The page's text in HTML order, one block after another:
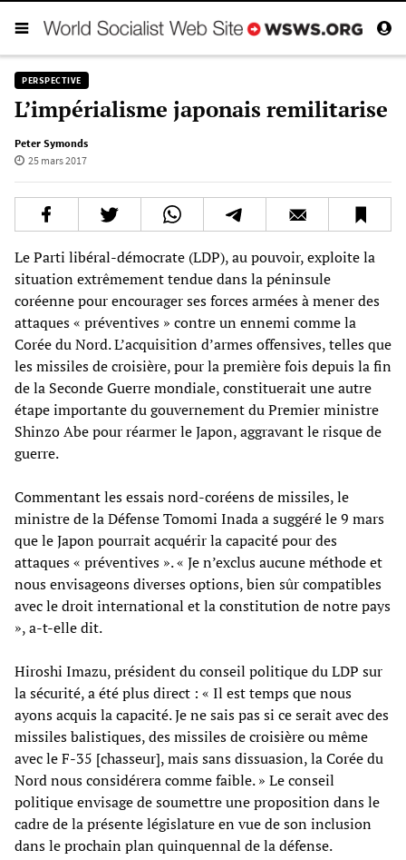
PERSPECTIVE
L’impérialisme japonais remilitarise
Peter Symonds
25 mars 2017
Le Parti libéral-démocrate (LDP), au pouvoir, exploite la
situation extrêmement tendue dans la péninsule
coréenne pour encourager ses forces armées à mener des
attaques « préventives » contre un ennemi comme la
Corée du Nord. L’acquisition d’armes offensives, telles que
les missiles de croisière, pour la première fois depuis la fin
de la Seconde Guerre mondiale, constituerait une autre
étape importante du gouvernement du Premier ministre
Shinzo Abe pour réarmer le Japon, aggravant le risque de
guerre.
Commentant les essais nord-coréens de missiles, le
ministre de la Défense Tomomi Inada a suggéré le 9 mars
que le Japon pourrait acquérir la capacité pour des
attaques « préventives ». « Je n’exclus aucune méthode et
nous envisageons diverses options, bien sûr compatibles
avec le droit international et la constitution de notre pays
», a-t-elle dit.
Hiroshi Imazu, président du conseil politique du LDP sur
la sécurité, a été plus direct : « Il est temps que nous
ayons acquis la capacité. Je ne sais pas si ce serait avec des
missiles balistiques, des missiles de croisière ou même
avec le F-35 [chasseur], mais sans dissuasion, la Corée du
Nord nous considérera comme faible. » Le conseil
politique envisage de soumettre une proposition dans le
cadre de la présente législature en vue de son inclusion
dans le prochain plan quinquennal de la défense.